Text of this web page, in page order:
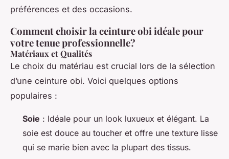
préférences et des occasions.
Comment choisir la ceinture obi idéale pour
votre tenue professionnelle?
Matériaux et Qualités
Le choix du matériau est crucial lors de la sélection
d’une ceinture obi. Voici quelques options
populaires :
Soie : Idéale pour un look luxueux et élégant. La
soie est douce au toucher et offre une texture lisse
qui se marie bien avec la plupart des tissus.